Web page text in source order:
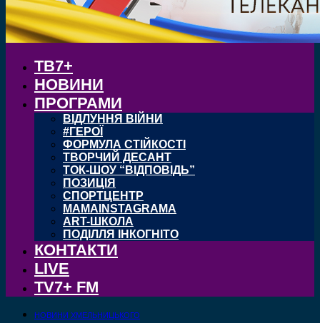
ТВ7+
НОВИНИ
ПРОГРАМИ
ВІДЛУННЯ ВІЙНИ
#ГЕРОЇ
ФОРМУЛА СТІЙКОСТІ
ТВОРЧИЙ ДЕСАНТ
ТОК-ШОУ “ВІДПОВІДЬ”
ПОЗИЦІЯ
СПОРТЦЕНТР
MAMAINSTAGRAMA
ART-ШКОЛА
ПОДІЛЛЯ ІНКОГНІТО
КОНТАКТИ
LIVE
TV7+ FM
НОВИНИ ХМЕЛЬНИЦЬКОГО